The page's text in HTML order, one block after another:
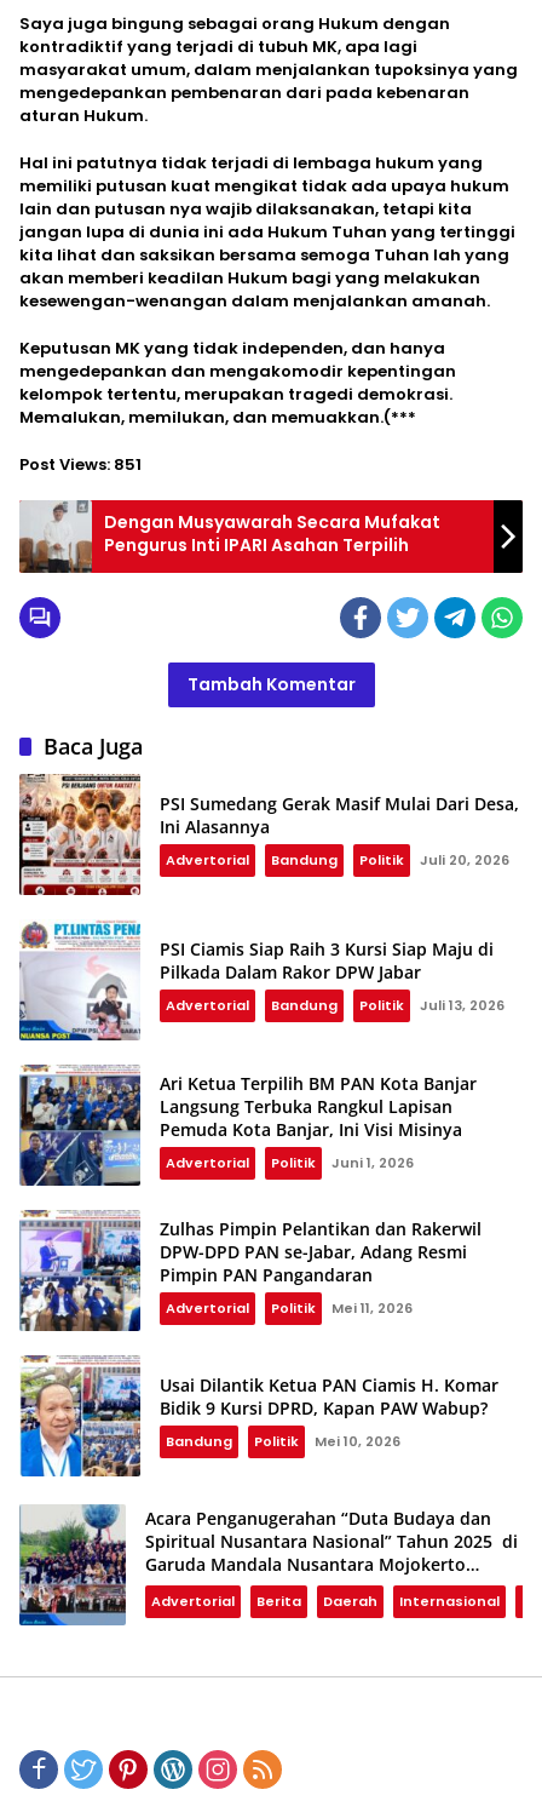
Saya juga bingung sebagai orang Hukum dengan
kontradiktif yang terjadi di tubuh MK, apa lagi
masyarakat umum, dalam menjalankan tupoksinya yang
mengedepankan pembenaran dari pada kebenaran
aturan Hukum.
Hal ini patutnya tidak terjadi di lembaga hukum yang
memiliki putusan kuat mengikat tidak ada upaya hukum
lain dan putusan nya wajib dilaksanakan, tetapi kita
jangan lupa di dunia ini ada Hukum Tuhan yang tertinggi
kita lihat dan saksikan bersama semoga Tuhan lah yang
akan memberi keadilan Hukum bagi yang melakukan
kesewengan-wenangan dalam menjalankan amanah.
Keputusan MK yang tidak independen, dan hanya
mengedepankan dan mengakomodir kepentingan
kelompok tertentu, merupakan tragedi demokrasi.
Memalukan, memilukan, dan memuakkan.(***
Post Views: 851
Dengan Musyawarah Secara Mufakat
Pengurus Inti IPARI Asahan Terpilih
Tambah Komentar
Baca Juga
PSI Sumedang Gerak Masif Mulai Dari Desa,
Ini Alasannya
Advertorial Bandung Politik Juli 20, 2026
PSI Ciamis Siap Raih 3 Kursi Siap Maju di
Pilkada Dalam Rakor DPW Jabar
Advertorial Bandung Politik Juli 13, 2026
Ari Ketua Terpilih BM PAN Kota Banjar
Langsung Terbuka Rangkul Lapisan
Pemuda Kota Banjar, Ini Visi Misinya
Advertorial Politik Juni 1, 2026
Zulhas Pimpin Pelantikan dan Rakerwil
DPW-DPD PAN se-Jabar, Adang Resmi
Pimpin PAN Pangandaran
Advertorial Politik Mei 11, 2026
Usai Dilantik Ketua PAN Ciamis H. Komar
Bidik 9 Kursi DPRD, Kapan PAW Wabup?
Bandung Politik Mei 10, 2026
Acara Penganugerahan “Duta Budaya dan
Spiritual Nusantara Nasional” Tahun 2025 di
Garuda Mandala Nusantara Mojokerto
Berlangsung Semarak
Advertorial Berita Daerah Internasional